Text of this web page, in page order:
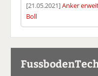
[21.05.2021]Anker
Boll